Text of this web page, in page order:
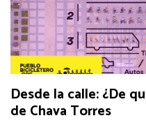
Desde la calle: ¿De
de Chava Torres